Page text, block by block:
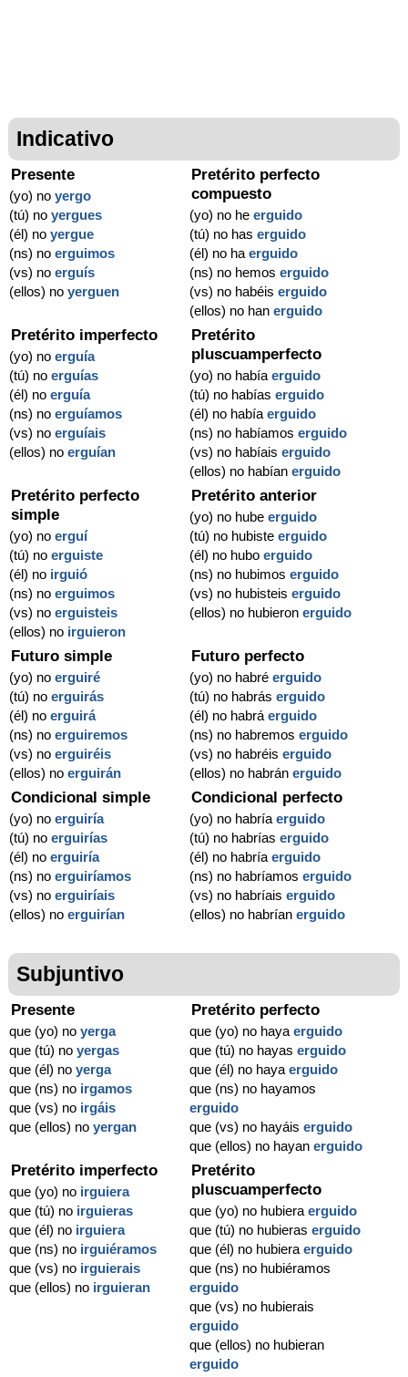
Indicativo
Presente
(yo) no yergo
(tú) no yergues
(él) no yergue
(ns) no erguimos
(vs) no erguís
(ellos) no yerguen
Pretérito perfecto
compuesto
(yo) no heerguido
(tú) no haserguido
(él) no haerguido
(ns) no hemoserguido
(vs) no habéiserguido
(ellos) no hanerguido
Pretérito imperfecto
(yo) no erguía
(tú) no erguías
(él) no erguía
(ns) no erguíamos
(vs) no erguíais
(ellos) no erguían
Pretérito
pluscuamperfecto
(yo) no habíaerguido
(tú) no habíaserguido
(él) no habíaerguido
(ns) no habíamoserguido
(vs) no habíaiserguido
(ellos) no habíanerguido
Pretérito perfecto
simple
(yo) no erguí
(tú) no erguiste
(él) no irguió
(ns) no erguimos
(vs) no erguisteis
(ellos) no irguieron
Pretérito anterior
(yo) no hubeerguido
(tú) no hubisteerguido
(él) no huboerguido
(ns) no hubimoserguido
(vs) no hubisteiserguido
(ellos) no hubieronerguido
Futuro simple
(yo) no erguiré
(tú) no erguirás
(él) no erguirá
(ns) no erguiremos
(vs) no erguiréis
(ellos) no erguirán
Futuro perfecto
(yo) no habréerguido
(tú) no habráserguido
(él) no habráerguido
(ns) no habremoserguido
(vs) no habréiserguido
(ellos) no habránerguido
Condicional simple
(yo) no erguiría
(tú) no erguirías
(él) no erguiría
(ns) no erguiríamos
(vs) no erguiríais
(ellos) no erguirían
Condicional perfecto
(yo) no habríaerguido
(tú) no habríaserguido
(él) no habríaerguido
(ns) no habríamoserguido
(vs) no habríaiserguido
(ellos) no habríanerguido
Subjuntivo
Presente
que (yo) no yerga
que (tú) no yergas
que (él) no yerga
que (ns) no irgamos
que (vs) no irgáis
que (ellos) no yergan
Pretérito perfecto
que (yo) no hayaerguido
que (tú) no hayaserguido
que (él) no hayaerguido
que (ns) no hayamos
erguido
que (vs) no hayáiserguido
que (ellos) no hayanerguido
Pretérito imperfecto
que (yo) no irguiera
que (tú) no irguieras
que (él) no irguiera
que (ns) no irguiéramos
que (vs) no irguierais
que (ellos) no irguieran
Pretérito
pluscuamperfecto
que (yo) no hubieraerguido
que (tú) no hubieraserguido
que (él) no hubieraerguido
que (ns) no hubiéramos
erguido
que (vs) no hubierais
erguido
que (ellos) no hubieran
erguido